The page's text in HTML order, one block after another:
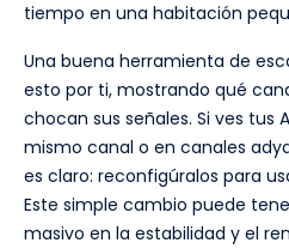
tiempo en una habitación
Una buena herramienta de
esto por ti, mostrando qué
chocan sus señales. Si ves tus
mismo canal o en canales
es claro: reconfigúralos para
Este simple cambio puede
masivo en la estabilidad y el